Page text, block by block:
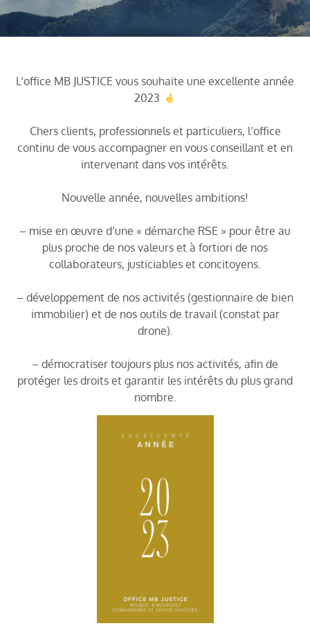
L’office MB JUSTICE vous souhaite une excellente année
2023
Chers clients, professionnels et particuliers, l’office
continu de vous accompagner en vous conseillant et en
intervenant dans vos intérêts.
Nouvelle année, nouvelles ambitions!
– mise en œuvre d’une « démarche RSE » pour être au
plus proche de nos valeurs et à fortiori de nos
collaborateurs, justiciables et concitoyens.
– développement de nos activités (gestionnaire de bien
immobilier) et de nos outils de travail (constat par
drone).
– démocratiser toujours plus nos activités, afin de
protéger les droits et garantir les intérêts du plus grand
nombre.